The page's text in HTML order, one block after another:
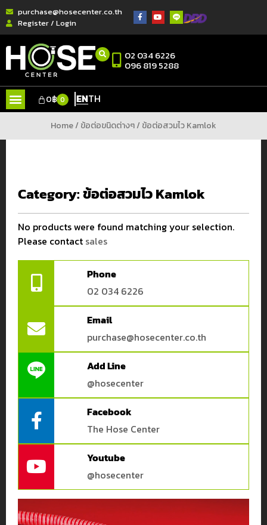
purchase@hosecenter.co.th
Register / Login
02 034 6226
096 819 5288
0฿ 0 ENTH
Home/ข้อต่อขนิดต่างๆ/ ข้อต่อสวมไว Kamlok
Phone
02 034 6226
Email
purchase@hosecenter.co.th
Add Line
@hosecenter
Facebook
The Hose Center
Youtube
@hosecenter
Category:ข้อต่อสวมไว Kamlok
No products were found matching your selection.
Please contact sales